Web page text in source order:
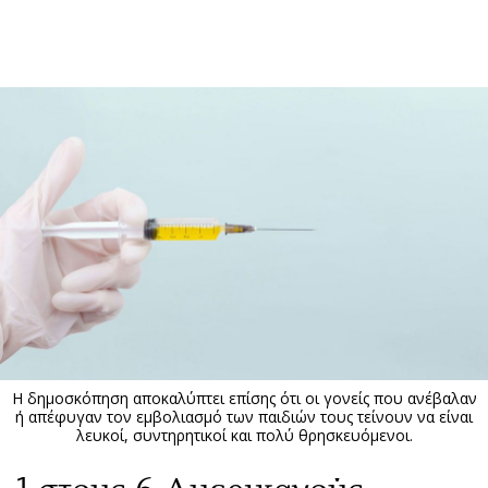
ΚΑΤΗΓΟΡΙΕΣ
Κύπρος
Παιδεία
Υγεία
Πολιτική
Βουλευτικές 2026
Εκλογές 2024
Προεδρικές 2023
Δημοσκοπήσεις
Απόψεις
Ενοικιάζονται
Πωλούνται
Ζητούν εργασία
Θέσεις εργασίας
Η δημοσκόπηση αποκαλύπτει επίσης ότι οι γονείς που ανέβαλαν
ή απέφυγαν τον εμβολιασμό των παιδιών τους τείνουν να είναι
λευκοί, συντηρητικοί και πολύ θρησκευόμενοι.